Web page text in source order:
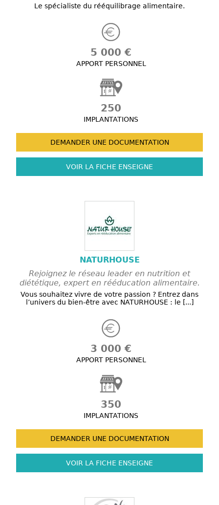
Le spécialiste du rééquilibrage alimentaire.
5 000 €
APPORT PERSONNEL
250
IMPLANTATIONS
DEMANDER UNE DOCUMENTATION
VOIR LA FICHE ENSEIGNE
NATURHOUSE
Rejoignez le réseau leader en nutrition et
diététique, expert en rééducation alimentaire.
Vous souhaitez vivre de votre passion ? Entrez dans
l’univers du bien-être avec NATURHOUSE : le [...]
3 000 €
APPORT PERSONNEL
350
IMPLANTATIONS
DEMANDER UNE DOCUMENTATION
VOIR LA FICHE ENSEIGNE